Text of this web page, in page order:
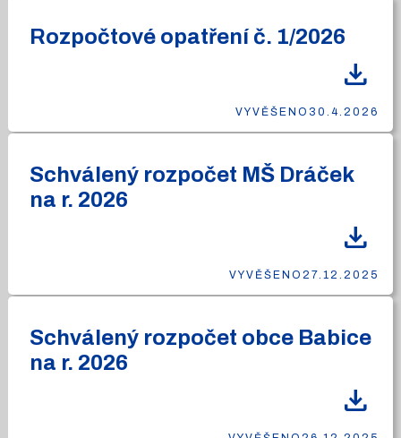
Rozpočtové opatření č. 1/2026
download
VYVĚŠENO 30.4.2026
Schválený rozpočet MŠ Dráček
na r. 2026
download
VYVĚŠENO 27.12.2025
Schválený rozpočet obce Babice
na r. 2026
download